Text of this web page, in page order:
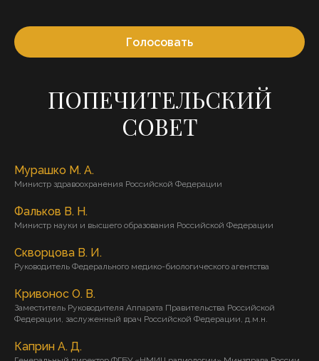
Голосовать
ПОПЕЧИТЕЛЬСКИЙ
СОВЕТ
Мурашко М. А.
Министр здравоохранения Российской Федерации
Фальков В. Н.
Министр науки и высшего образования Российской Федерации
Скворцова В. И.
Руководитель Федерального медико-биологического агентства
Кривонос О. В.
Заместитель Руководителя Аппарата Правительства Российской
Федерации, заслуженный врач Российской Федерации, д.м.н.
Каприн А. Д.